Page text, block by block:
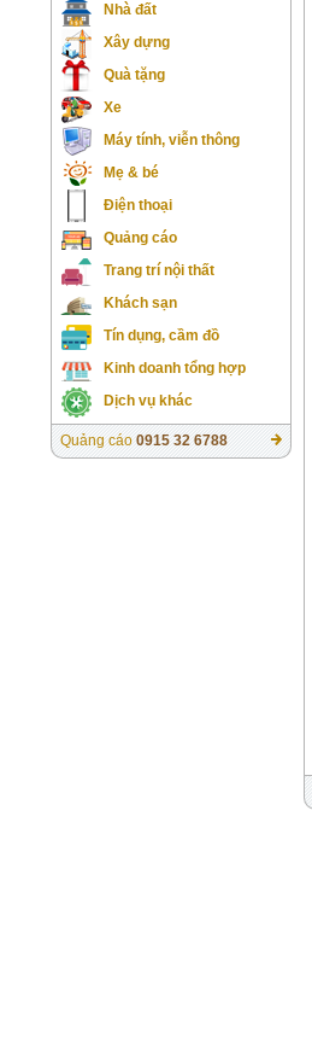
Nhà đất
Xây dựng
Quà tặng
Xe
Máy tính, viễn thông
Mẹ & bé
Điện thoại
Quảng cáo
Trang trí nội thất
Khách sạn
Tín dụng, cầm đồ
Kinh doanh tổng hợp
Dịch vụ khác
Quảng cáo 0915 32 6788